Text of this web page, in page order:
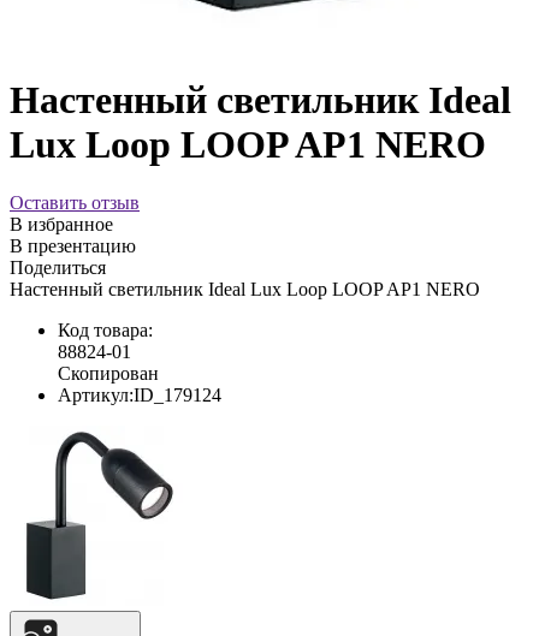
Настенный светильник Ideal
Lux Loop LOOP AP1 NERO
Оставить отзыв
В избранное
В презентацию
Поделиться
Настенный светильник Ideal Lux Loop LOOP AP1 NERO
Код товара:
88824-01
Скопирован
Артикул:ID_179124